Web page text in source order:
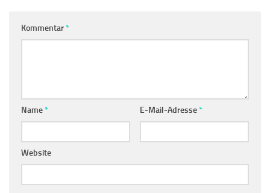
Kommentar*
Name* E-Mail-Adresse*
Website